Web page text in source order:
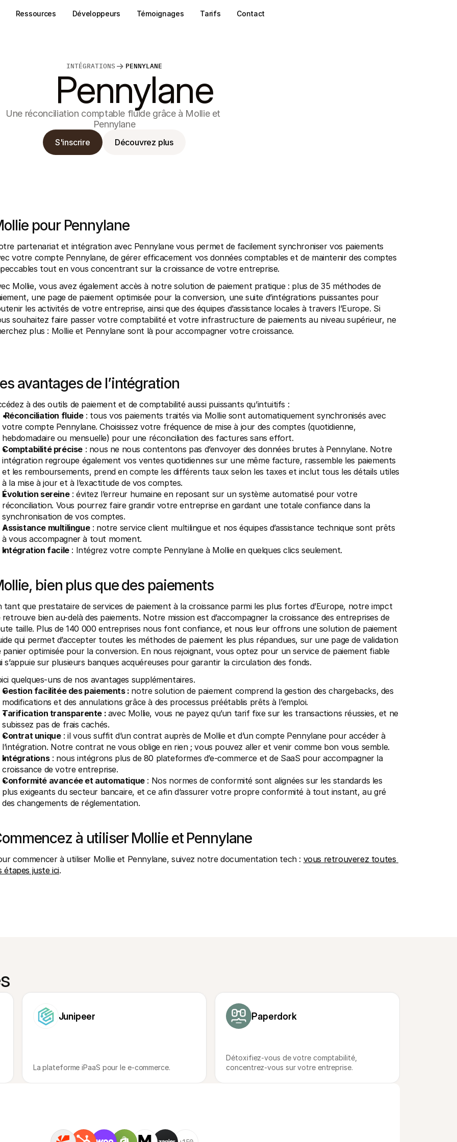
INTÉGRATIONS PENNYLANE
Pennylane
Une réconciliation comptable fluide grâce à Mollie et
Pennylane
S'inscrire Découvrez plus
pour Pennylane
partenariat et intégration avec Pennylane vous permet de facilement synchroniser vos paiements
votre compte Pennylane, de gérer efficacement vos données comptables et de maintenir des comptes
tout en vous concentrant sur la croissance de votre entreprise.
Mollie, vous avez également accès à notre solution de paiement pratique : plus de 35 méthodes de
une page de paiement optimisée pour la conversion, une suite d’intégrations puissantes pour
les activités de votre entreprise, ainsi que des équipes d’assistance locales à travers l’Europe. Si
souhaitez faire passer votre comptabilité et votre infrastructure de paiements au niveau supérieur, ne
plus : Mollie et Pennylane sont là pour accompagner votre croissance.
avantages de l’intégration
à des outils de paiement et de comptabilité aussi puissants qu’intuitifs :
Réconciliation fluide : tous vos paiements traités via Mollie sont automatiquement synchronisés avec
votre compte Pennylane. Choisissez votre fréquence de mise à jour des comptes (quotidienne,
hebdomadaire ou mensuelle) pour une réconciliation des factures sans effort.
Comptabilité précise : nous ne nous contentons pas d’envoyer des données brutes à Pennylane. Notre
intégration regroupe également vos ventes quotidiennes sur une même facture, rassemble les paiements
et les remboursements, prend en compte les différents taux selon les taxes et inclut tous les détails utiles
à la mise à jour et à l’exactitude de vos comptes.
Évolution sereine : évitez l’erreur humaine en reposant sur un système automatisé pour votre
réconciliation. Vous pourrez faire grandir votre entreprise en gardant une totale confiance dans la
synchronisation de vos comptes.
Assistance multilingue : notre service client multilingue et nos équipes d’assistance technique sont prêts
à vous accompagner à tout moment.
Intégration facile : Intégrez votre compte Pennylane à Mollie en quelques clics seulement.
bien plus que des paiements
tant que prestataire de services de paiement à la croissance parmi les plus fortes d’Europe, notre impct
retrouve bien au-delà des paiements. Notre mission est d’accompagner la croissance des entreprises de
taille. Plus de 140 000 entreprises nous font confiance, et nous leur offrons une solution de paiement
qui permet d’accepter toutes les méthodes de paiement les plus répandues, sur une page de validation
panier optimisée pour la conversion. En nous rejoignant, vous optez pour un service de paiement fiable
s’appuie sur plusieurs banques acquéreuses pour garantir la circulation des fonds.
quelques-uns de nos avantages supplémentaires.
Gestion facilitée des paiements : notre solution de paiement comprend la gestion des chargebacks, des
modifications et des annulations grâce à des processus préétablis prêts à l’emploi.
Tarification transparente : avec Mollie, vous ne payez qu’un tarif fixe sur les transactions réussies, et ne
subissez pas de frais cachés.
Contrat unique : il vous suffit d’un contrat auprès de Mollie et d’un compte Pennylane pour accéder à
l’intégration. Notre contrat ne vous oblige en rien ; vous pouvez aller et venir comme bon vous semble.
Intégrations : nous intégrons plus de 80 plateformes d’e-commerce et de SaaS pour accompagner la
croissance de votre entreprise.
Conformité avancée et automatique : Nos normes de conformité sont alignées sur les standards les
plus exigeants du secteur bancaire, et ce afin d’assurer votre propre conformité à tout instant, au gré
des changements de réglementation.
à utiliser Mollie et Pennylane
commencer à utiliser Mollie et Pennylane, suivez notre documentation tech : vous retrouverez toutes
étapes juste ici.
Junipeer
La plateforme iPaaS pour le e-commerce.
Paperdork
Détoxifiez-vous de votre comptabilité,
concentrez-vous sur votre entreprise.
Ressources Développeurs Témoignages Tarifs Contact